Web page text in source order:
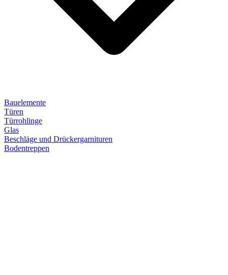
Bauelemente
Türen
Türrohlinge
Glas
Beschläge und Drückergarnituren
Bodentreppen